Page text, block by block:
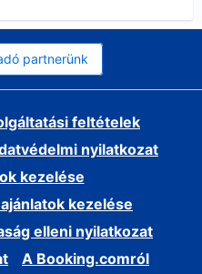
partnerünk
feltételek
nyilatkozat
kezelése
kezelése
elleni nyilatkozat
A Booking.comról